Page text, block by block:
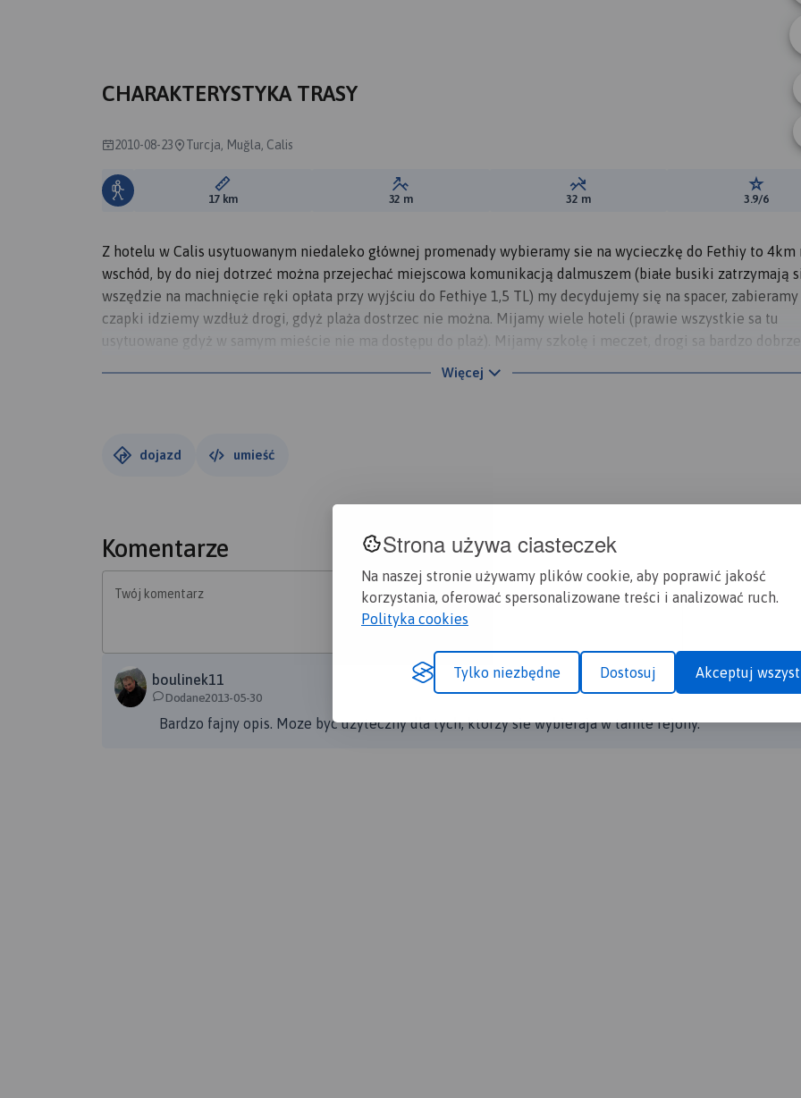
Strona używa ciasteczek
Na naszej stronie używamy plików cookie, aby poprawić jakość
korzystania, oferować spersonalizowane treści i analizować ruch.
Polityka cookies
Tylko niezbędne Dostosuj Akceptuj
CHARAKTERYSTYKA TRASY
2010-08-23 Turcja, Muğla, Calis
Długość trasy:
17 km Suma przewyższeń:
32 m Suma spadków:
32 m Ocena
3.9/6
Z hotelu w Calis usytuowanym niedaleko głównej promenady wybieramy sie na wycieczkę do Fethiy to 4km
wschód, by do niej dotrzeć można przejechać miejscowa komunikacją dalmuszem (białe busiki zatrzymają
wszędzie na machnięcie ręki opłata przy wyjściu do Fethiye 1,5 TL) my decydujemy się na spacer,
czapki idziemy wzdłuż drogi, gdyż plaża dostrzec nie można. Mijamy wiele hoteli (prawie wszystkie sa tu
usytuowane gdyż w samym mieście nie ma dostępu do plaż). Mijamy szkołę i meczet, drogi sa bardzo dobrze
Fethiye, wybudowane na skalistym występie na południowym krańcu szerokiej zatoki, zajmuje miejsce
wszelkiego rodzaju przyprawy. Należy sie targować, można tez cos zjeść. Targ jest rozległy i dużo mówi o
teatru. Idziemy dalej w górę miasta by dotrzeć do podnóża gór Taurus i obejrzeć to co zostało z zabytków
dotrzeć do niego trzeba iść schodami w górę od Kaya Caddesi. Stojąc pod klifem na miasto rozciąga sie
widok, czerwone dachówki, białe domy, różowe buganville, meczet, port z jachtami i błękit morza. Napawamy
tym widokiem i powoli schodzimy w dół do miasta by wrócić do centrum a stamtąd do hotelu przy plaży w
Więcej
dojazd umieść
Komentarze
Twój komentarz
boulinek11
Dodane2013-05-30
Bardzo fajny opis. Moze byc uzyteczny dla tych, ktorzy sie wybieraja w tamte rejony.